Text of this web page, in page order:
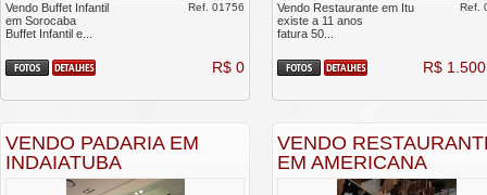
Vendo Buffet Infantil
em Sorocaba
Buffet Infantil e...
Ref. 01756
R$ 0
Vendo Restaurante em Itu
existe a 11 anos
fatura 50...
Ref.
R$
VENDO PADARIA EM
INDAIATUBA
VENDO
EM AMERICANA